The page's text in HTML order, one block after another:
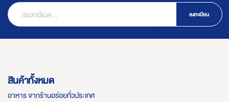
ลงทะเบียน
สินค้าทั้งหมด
อาหาร จากร้านอร่อยทั่วประเทศ